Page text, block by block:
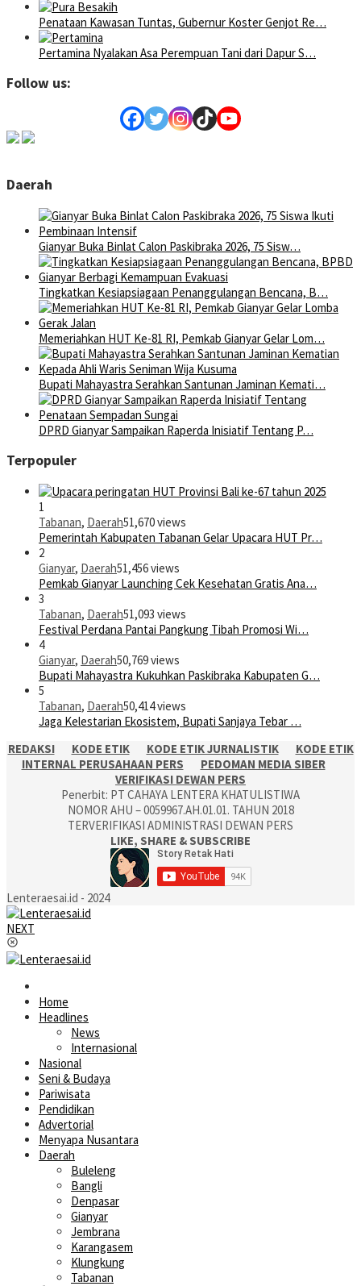
Penataan Kawasan Tuntas, Gubernur Koster Genjot Re…
Pertamina Nyalakan Asa Perempuan Tani dari Dapur S…
Follow us:
Daerah
Gianyar Buka Binlat Calon Paskibraka 2026, 75 Sisw…
Tingkatkan Kesiapsiagaan Penanggulangan Bencana, B…
Memeriahkan HUT Ke-81 RI, Pemkab Gianyar Gelar Lom…
Bupati Mahayastra Serahkan Santunan Jaminan Kemati…
DPRD Gianyar Sampaikan Raperda Inisiatif Tentang P…
Terpopuler
1
Tabanan, Daerah51,670 views
Pemerintah Kabupaten Tabanan Gelar Upacara HUT Pr…
2
Gianyar, Daerah51,456 views
Pemkab Gianyar Launching Cek Kesehatan Gratis Ana…
3
Tabanan, Daerah51,093 views
Festival Perdana Pantai Pangkung Tibah Promosi Wi…
4
Gianyar, Daerah50,769 views
Bupati Mahayastra Kukuhkan Paskibraka Kabupaten G…
5
Tabanan, Daerah50,414 views
Jaga Kelestarian Ekosistem, Bupati Sanjaya Tebar …
REDAKSI
KODE ETIK KODE ETIK JURNALISTIK
KODE ETIK
INTERNAL PERUSAHAAN PERS
PEDOMAN MEDIA SIBER
VERIFIKASI DEWAN PERS
Penerbit: PT CAHAYA LENTERA KHATULISTIWA
NOMOR AHU – 0059967.AH.01.01. TAHUN 2018
TERVERIFIKASI ADMINISTRASI DEWAN PERS
LIKE, SHARE & SUBSCRIBE
Lenteraesai.id - 2024
NEXT
Home
Headlines
News
Internasional
Nasional
Seni & Budaya
Pariwisata
Pendidikan
Advertorial
Menyapa Nusantara
Daerah
Buleleng
Bangli
Denpasar
Gianyar
Jembrana
Karangasem
Klungkung
Tabanan